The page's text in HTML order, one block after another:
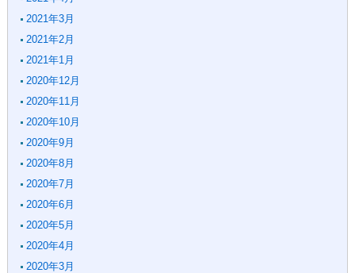
2021年3月
2021年2月
2021年1月
2020年12月
2020年11月
2020年10月
2020年9月
2020年8月
2020年7月
2020年6月
2020年5月
2020年4月
2020年3月